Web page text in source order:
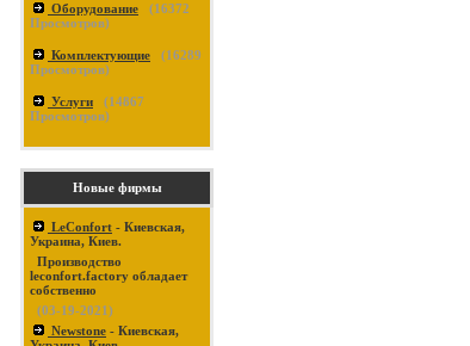
Оборудование (16372
Просмотров)
Комплектующие (16289
Просмотров)
Услуги (14867
Просмотров)
Новые фирмы
LeConfort - Киевская,
Украина, Киев.
Производство
leconfort.factory обладает
собственно
(03-19-2021)
Newstone - Киевская,